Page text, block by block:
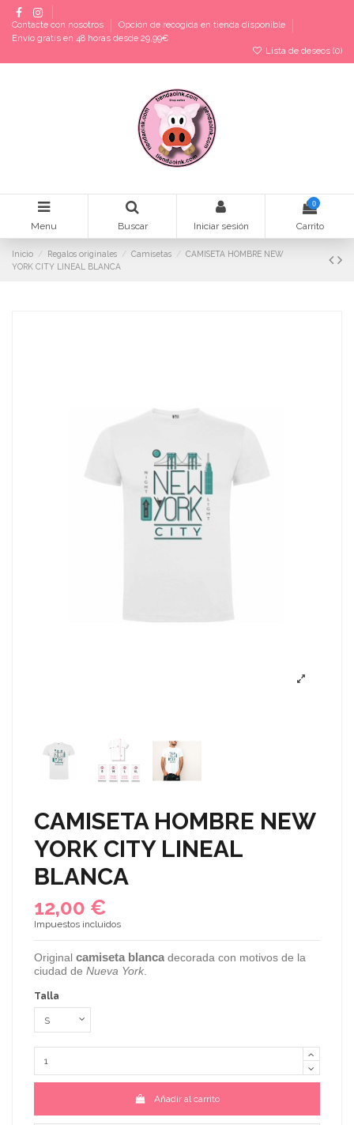
Contacte con nosotros
Opción de recogida en tienda disponible
Envío gratis en 48 horas desde 29,99€
Lista de deseos (0)
Menu Buscar Iniciar sesión
0
Carrito
Inicio Regalos originales Camisetas
CAMISETA HOMBRE NEW
YORK CITY LINEAL BLANCA
CAMISETA HOMBRE NEW
YORK CITY LINEAL
BLANCA
12,00 €
Impuestos incluidos
Original camiseta blanca decorada con motivos de la
ciudad de Nueva York
Talla
Añadir al carrito